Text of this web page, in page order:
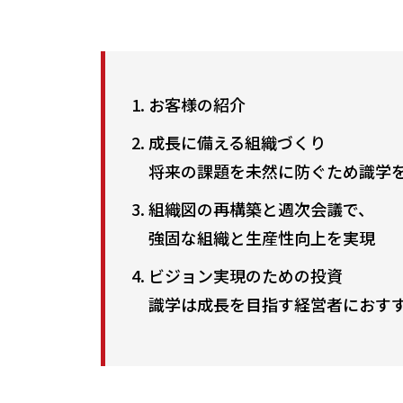
お客様の紹介
成長に備える組織づくり
将来の課題を未然に防ぐため識学
組織図の再構築と週次会議で、
強固な組織と生産性向上を実現
ビジョン実現のための投資
識学は成長を目指す経営者におす